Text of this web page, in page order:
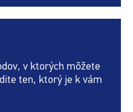
v ktorých môžete
ten, ktorý je k vám